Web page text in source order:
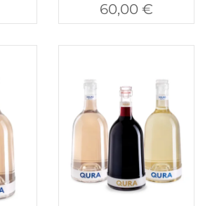
60,00 €